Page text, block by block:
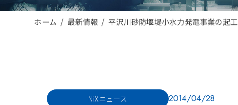
ホーム 最新情報 平沢川砂防堰堤小水力発電事業の起
NiXニュース 2014/04/28